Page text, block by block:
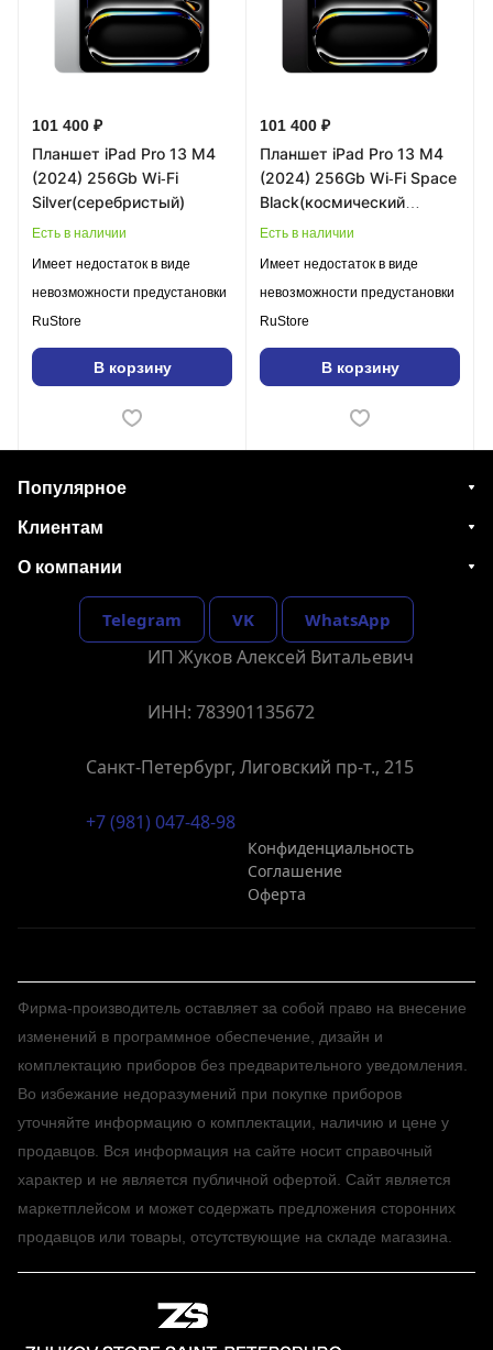
101 400 ₽
Планшет iPad Pro 13 M4
(2024) 256Gb Wi‑Fi
Silver(серебристый)
Есть в наличии
Имеет недостаток в виде
невозможности предустановки
RuStore
В корзину
101 400 ₽
Планшет iPad Pro 13 M4
(2024) 256Gb Wi‑Fi Space
Black(космический
черный)
Есть в наличии
Имеет недостаток в виде
невозможности предустановки
RuStore
В корзину
Популярное
Клиентам
О компании
Telegram VK WhatsApp
ИП Жуков Алексей Витальевич
ИНН: 783901135672
Санкт-Петербург, Лиговский пр-т., 215
+7 (981) 047-48-98
Конфиденциальность
Соглашение
Оферта
Фирма-производитель оставляет за собой право на внесение
изменений в программное обеспечение, дизайн и
комплектацию приборов без предварительного уведомления.
Во избежание недоразумений при покупке приборов
уточняйте информацию о комплектации, наличию и цене у
продавцов. Вся информация на сайте носит справочный
характер и не является публичной офертой. Сайт является
маркетплейсом и может содержать предложения сторонних
продавцов или товары, отсутствующие на складе магазина.